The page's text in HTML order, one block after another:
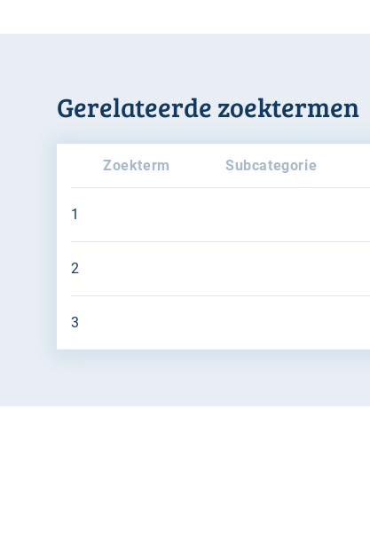
Gerelateerde zoektermen
Zoekterm Subcategorie
1
2
3